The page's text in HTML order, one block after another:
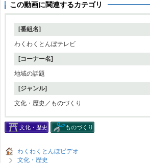
この動画に関連するカテゴリ
[番組名]
わくわくとんぼテレビ
[コーナー名]
地域の話題
[ジャンル]
文化・歴史／ものづくり
文化・歴史 ものづくり
わくわくとんぼビデオ
文化・歴史